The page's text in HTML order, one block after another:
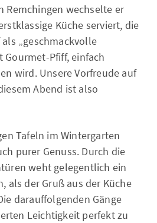
Remchingen wechselte er
Küche serviert, die
„geschmackvolle
Pfiff, einfach
wird. Unsere Vorfreude auf
Abend ist also
Tafeln im Wintergarten
purer Genuss. Durch die
weht gelegentlich ein
als der Gruß aus der Küche
darauffolgenden Gänge
Leichtigkeit perfekt zu